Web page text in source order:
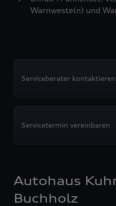
Warnweste(n) und
Serviceberater kontaktieren
Servicetermin vereinbaren
Autohaus
Buchholz